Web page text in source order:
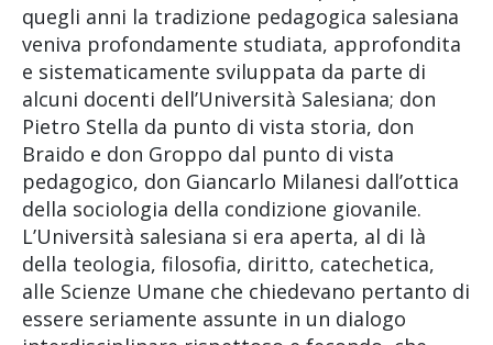
quegli anni la tradizione pedagogica salesiana
veniva profondamente studiata, approfondita
e sistematicamente sviluppata da parte di
alcuni docenti dell’Università Salesiana; don
Pietro Stella da punto di vista storia, don
Braido e don Groppo dal punto di vista
pedagogico, don Giancarlo Milanesi dall’ottica
della sociologia della condizione giovanile.
L’Università salesiana si era aperta, al di là
della teologia, filosofia, diritto, catechetica,
alle Scienze Umane che chiedevano pertanto di
essere seriamente assunte in un dialogo